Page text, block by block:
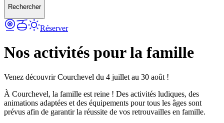
Rechercher
Réserver
Nos activités pour la famille
Venez découvrir Courchevel du 4 juillet au 30 août !
À Courchevel, la famille est reine ! Des activités ludiques, des
animations adaptées et des équipements pour tous les âges sont
prévus afin de garantir la réussite de vos retrouvailles en famille.